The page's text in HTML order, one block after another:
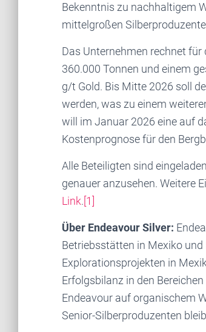
Bekenntnis zu nachhaltigem
mittelgroßen
Das Unternehmen rechnet
360.000 Tonnen und einem
g/t Gold. Bis Mitte 2026 soll
werden, was zu einem
will im Januar 2026 eine auf
Kostenprognose für den
Alle Beteiligten sind
genauer anzusehen. Weitere
Link. [1]
Über Endeavour Silver:
Betriebsstätten in Mexiko
Explorationsprojekten in
Erfolgsbilanz in den
Endeavour auf organischem
Senior-Silberproduzenten